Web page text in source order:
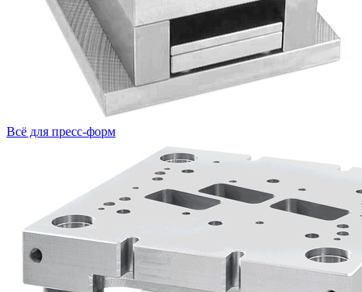
Всё для пресс-форм